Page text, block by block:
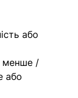
або
менше /
або